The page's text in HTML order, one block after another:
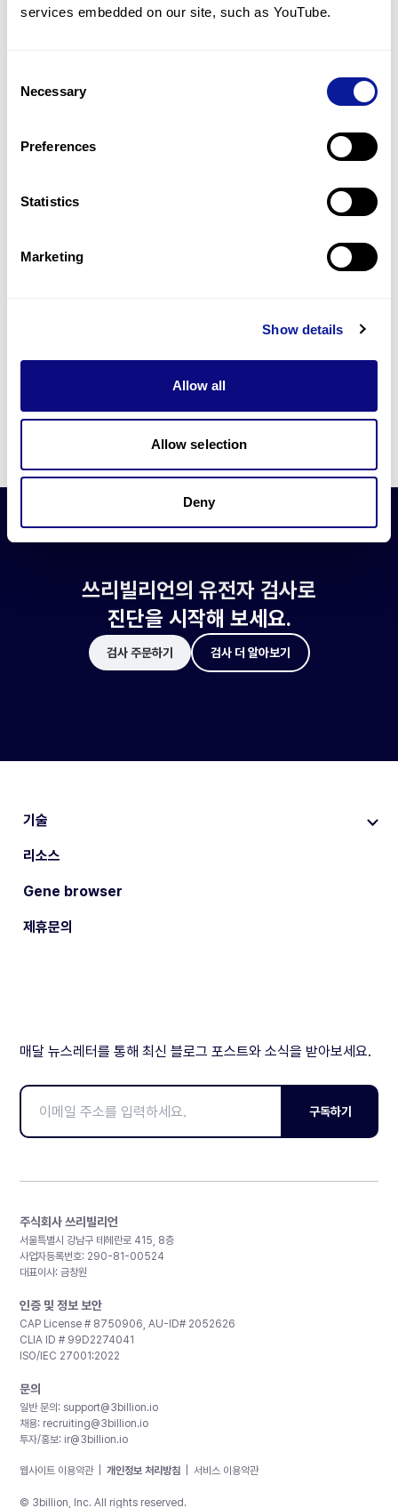
services embedded on our site, such as YouTube.
Selection
Necessary
Preferences
Statistics
Marketing
Show details
Allow all
Allow selection
Deny
미진단된 경우에 재분석을 통해 후속 케어를 받을 수 있습니다.
최신 유전학 정보 제공
블로그와 뉴스레터를 통해 최신 유전학 정보를 제공해 드립니다.
쓰리빌리언은 유전자 진단에 필요한 여러 기술의 개발과 도입에 힘쓰고 있습니
더 정확한 변이 해석과 높은 진단율을 위한 쓰리빌리언의 기술에 대해 알아보
쓰리빌리언의 유전자 검사로
진단을 시작해 보세요.
검사 주문하기 검사 더 알아보기
기술
리소스
Gene browser
제휴문의
매달 뉴스레터를 통해 최신 블로그 포스트와 소식을 받아보세요.
구독하기
주식회사 쓰리빌리언
서울특별시 강남구 테헤란로 415, 8층
사업자등록번호: 290-81-00524
대표이사: 금창원
인증 및 정보 보안
CAP License # 8750906, AU-ID# 2052626
CLIA ID # 99D2274041
ISO/IEC 27001:2022
문의
일반 문의: support@3billion.io
채용: recruiting@3billion.io
투자/홍보: ir@3billion.io
웹사이트 이용약관 개인정보 처리방침 서비스 이용약관
© 3billion, Inc. All rights reserved.